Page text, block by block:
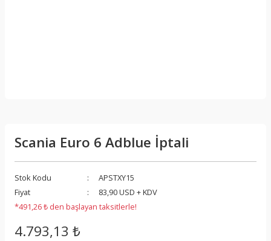
Scania Euro 6 Adblue İptali
Stok Kodu
APSTXY15
Fiyat
83,90 USD + KDV
*491,26 ₺ den başlayan taksitlerle!
4.793,13 ₺